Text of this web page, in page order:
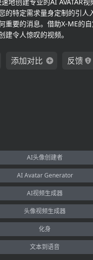
的特定需求量身定制的引人
重要的消息。借助X-ME的自
建令人惊叹的视频。
添加对比 反馈
AI头像创建者
AI Avatar Generator
AI视频生成器
头像视频生成器
化身
文本到语音